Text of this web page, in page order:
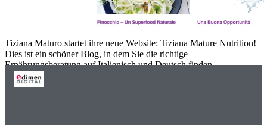
Tiziana Maturo startet ihre neue Website: Tiziana Mature Nutrition!
Dies ist ein schöner Blog, in dem Sie die richtige
Ernährungsberatung auf Italienisch und Deutsch finden